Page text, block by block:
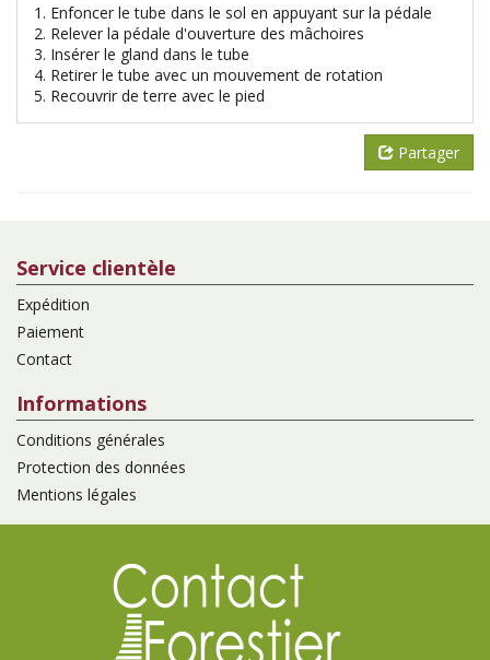
1. Enfoncer le tube dans le sol en appuyant sur la pédale
2. Relever la pédale d'ouverture des mâchoires
3. Insérer le gland dans le tube
4. Retirer le tube avec un mouvement de rotation
5. Recouvrir de terre avec le pied
Partager
Service clientèle
Expédition
Paiement
Contact
Informations
Conditions générales
Protection des données
Mentions légales